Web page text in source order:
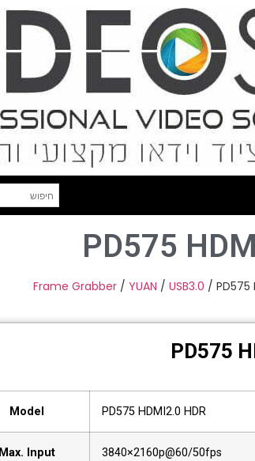
PD575
Frame Grabber / YUAN / USB3.0 / PD575
PD575
Model PD575 HDMI2.0 HDR
Max. Input
3840×2160p@60/50fps